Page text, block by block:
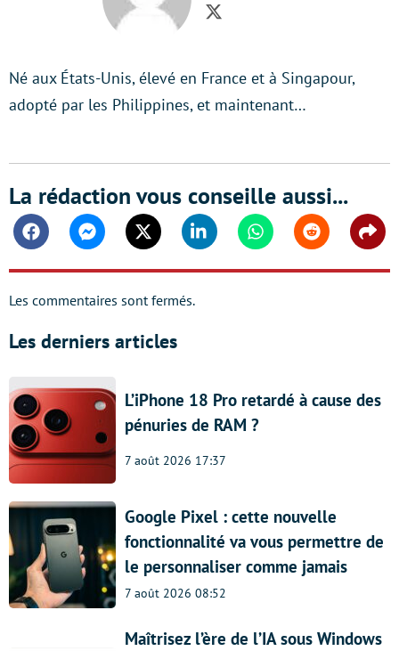
Twitter
Né aux États-Unis, élevé en France et à Singapour,
adopté par les Philippines, et maintenant…
La rédaction vous conseille aussi...
FacebookMessengerTwitter Linkedin WhatsappReddit
Les commentaires sont fermés.
Les derniers articles
L’iPhone 18 Pro retardé à cause des
pénuries de RAM ?
7 août 2026 17:37
Google Pixel : cette nouvelle
fonctionnalité va vous permettre de
le personnaliser comme jamais
7 août 2026 08:52
Maîtrisez l’ère de l’IA sous Windows